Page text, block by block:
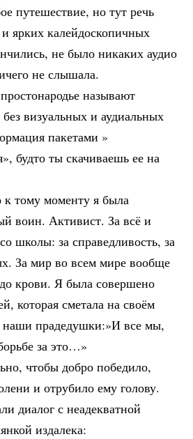
путешествие, но тут речь
ярких калейдоскопичных
не было никаких аудио
не слышала.
называют
визуальных и аудиальных
пакетами »
будто ты скачиваешь ее на
к тому моменту я была
воин. Активист. За всё и
школы: за справедливость, за
За мир во всем мире вообще
крови. Я была совершено
которая сметала на своём
наши прадедушки:»И все мы,
за это…»
чтобы добро победило,
и отрубило ему голову.
диалог с неадекватной
издалека: